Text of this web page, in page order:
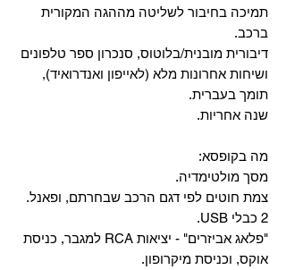
‏תמיכה בחיבור לשליטה מההגה המקורית
ברכב.
‏דיבורית מובנית/בלוטוס, ‏סנכרון ספר טלפונים
ושיחות אחרונות מלא (לאייפון ואנדרואיד),
תומך בעברית.
שנה אחריות.
מה בקופסא:
מסך מולטימדיה.
צמת חוטים לפי דגם הרכב שבחרתם, ופאנל.
2 כבלי USB.
"פלאג אביזרים" - יציאות RCA למגבר, כניסת
אוקס, וכניסת מיקרופון.